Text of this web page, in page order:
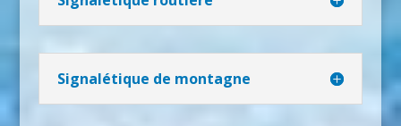
Signalétique de montagne